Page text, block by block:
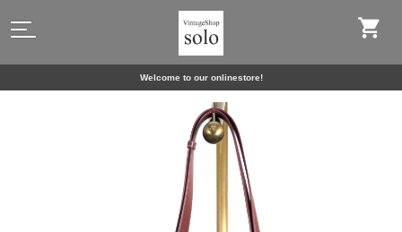
Welcome to our onlinestore!